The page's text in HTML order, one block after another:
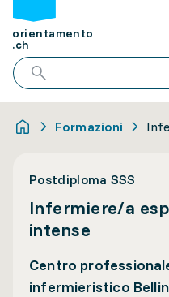
orientamento
.ch
Formazioni
Postdiploma SSS
Infermiere/a
intense
Centro
infermieristico